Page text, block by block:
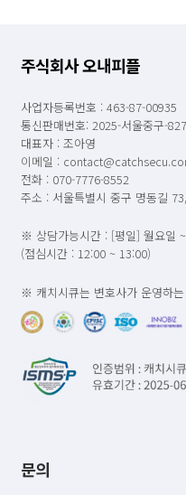
주식회사 오내피플
사업자등록번호 : 463-87-00935
통신판매번호: 2025-서울중구-
대표자 : 조아영
이메일 :
전화 : 070-7776-8552
주소 : 서울특별시 중구 명동길
※ 상담가능시간 : [평일] 월요일
(점심시간 : 12:00 ~ 13:00)
※ 캐치시큐는 변호사가 운영하
문의